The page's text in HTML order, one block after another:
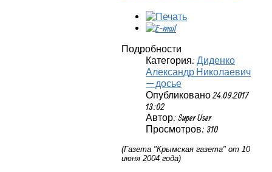
Подробности
Категория: Диденко
Александр Николаевич
— досье
Опубликовано 24.09.2017
13:02
Автор: Super User
Просмотров: 310
(Газета "Крымская газета" от 10
июня 2004 года)